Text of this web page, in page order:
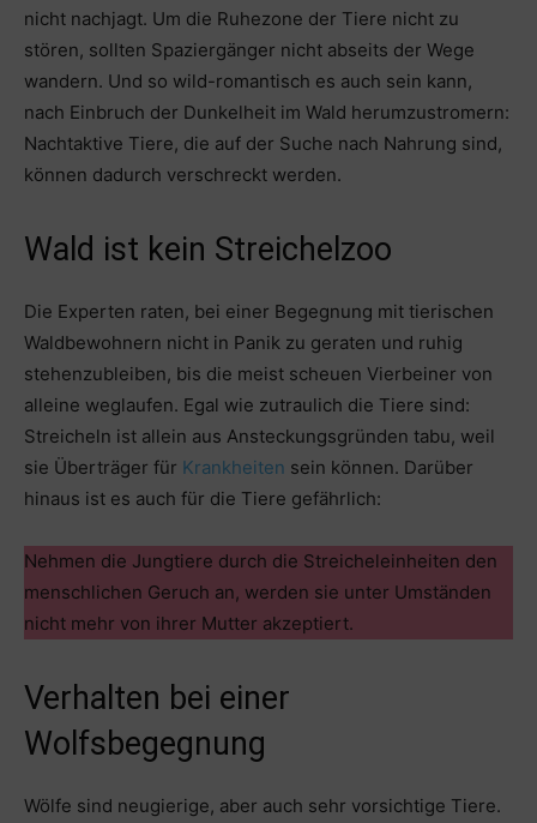
nicht nachjagt. Um die Ruhezone der Tiere nicht zu
stören, sollten Spaziergänger nicht abseits der Wege
wandern. Und so wild-romantisch es auch sein kann,
nach Einbruch der Dunkelheit im Wald herumzustromern:
Nachtaktive Tiere, die auf der Suche nach Nahrung sind,
können dadurch verschreckt werden.
Wald ist kein Streichelzoo
Die Experten raten, bei einer Begegnung mit tierischen
Waldbewohnern nicht in Panik zu geraten und ruhig
stehenzubleiben, bis die meist scheuen Vierbeiner von
alleine weglaufen. Egal wie zutraulich die Tiere sind:
Streicheln ist allein aus Ansteckungsgründen tabu, weil
sie Überträger für Krankheiten sein können. Darüber
hinaus ist es auch für die Tiere gefährlich:
Nehmen die Jungtiere durch die Streicheleinheiten den
menschlichen Geruch an, werden sie unter Umständen
nicht mehr von ihrer Mutter akzeptiert.
Verhalten bei einer
Wolfsbegegnung
Wölfe sind neugierige, aber auch sehr vorsichtige Tiere.